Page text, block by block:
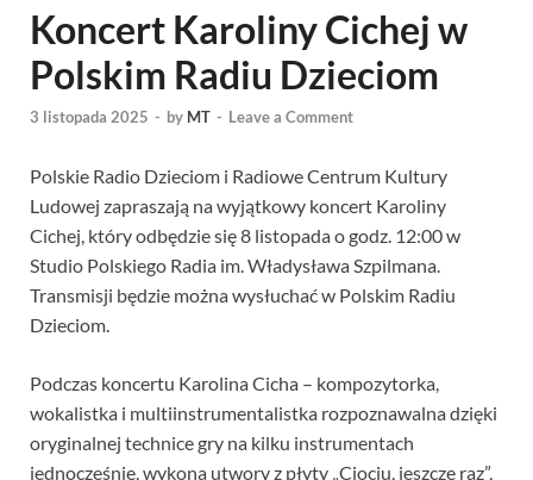
Koncert Karoliny Cichej w
Polskim Radiu Dzieciom
3 listopada 2025 - by MT - Leave a Comment
Polskie Radio Dzieciom i Radiowe Centrum Kultury
Ludowej zapraszają na wyjątkowy koncert Karoliny
Cichej, który odbędzie się 8 listopada o godz. 12:00 w
Studio Polskiego Radia im. Władysława Szpilmana.
Transmisji będzie można wysłuchać w Polskim Radiu
Dzieciom.
Podczas koncertu Karolina Cicha – kompozytorka,
wokalistka i multiinstrumentalistka rozpoznawalna dzięki
oryginalnej technice gry na kilku instrumentach
jednocześnie, wykona utwory z płyty „Ciociu, jeszcze raz”,